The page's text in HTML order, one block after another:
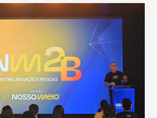
e de cuidados com os ambientes
“Nós não estamos vivendo uma
como temos em todos os anos, com
de dengue, influenza ou H1N1. Trata-se
com um vírus diferente, com um poder de
que outros coronavírus”, apontou o
ele, é uma epidemia com chance de
podendo gerar um grande risco à